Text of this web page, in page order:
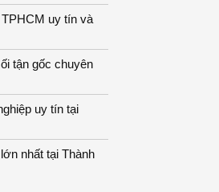
uy tín và
tận gốc chuyên
uy tín tại
nhất tại Thành